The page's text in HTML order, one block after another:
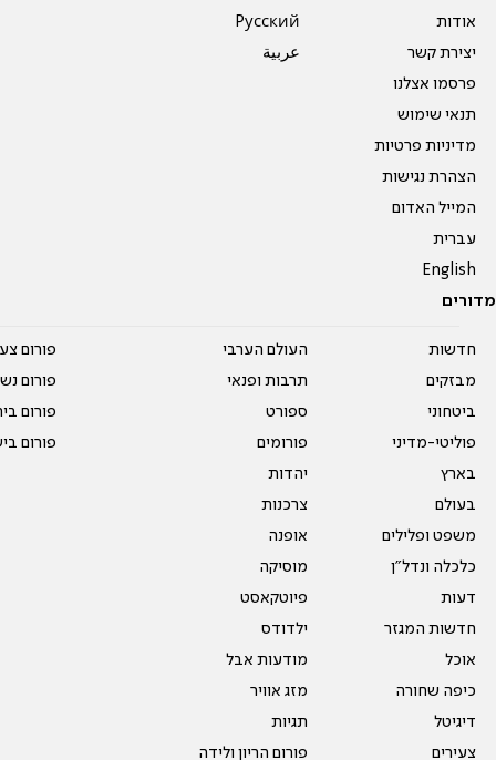
אודות
יצירת קשר
פרסמו אצלנו
תנאי שימוש
מדיניות פרטיות
הצהרת נגישות
המייל האדום
עברית
English
Pусский
عربية
מדורים
חדשות
מבזקים
ביטחוני
פוליטי-מדיני
בארץ
בעולם
משפט ופלילים
כלכלה ונדל"ן
דעות
חדשות המגזר
אוכל
כיפה שחורה
דיגיטל
צעירים
העולם הערבי
תרבות ופנאי
ספורט
פורומים
יהדות
צרכנות
אופנה
מוסיקה
פיוטקאסט
ילדודס
מודעות אבל
מזג אוויר
תגיות
פורום הריון ולידה
פורום
פורום
פורום
פורום